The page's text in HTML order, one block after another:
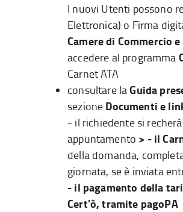
I nuovi Utenti possono
Elettronica) o Firma
Camere di Commercio
accedere al programma
Carnet ATA
consultare laGuida
sezione Documenti e
- il richiedente si
appuntamento > - il
della domanda,
giornata, se è inviata
- il pagamento della
Cert'ò, tramite pagoPA